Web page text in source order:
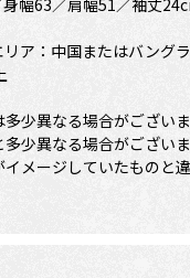
ア：中国またはバング
少異なる場合がございま
少異なる場合がございま
メージしていたものと